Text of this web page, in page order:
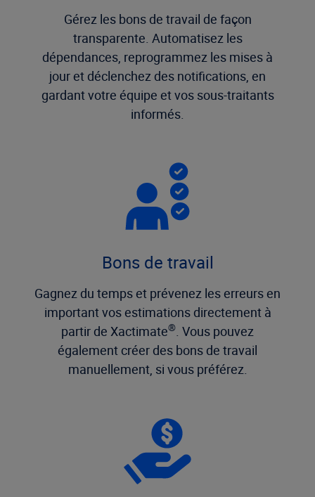
Gérez les bons de travail de façon
transparente. Automatisez les
dépendances, reprogrammez les mises à
jour et déclenchez des notifications, en
gardant votre équipe et vos sous-traitants
informés.
Bons de travail
Gagnez du temps et prévenez les erreurs en
important vos estimations directement à
partir de Xactimate®. Vous pouvez
également créer des bons de travail
manuellement, si vous préférez.